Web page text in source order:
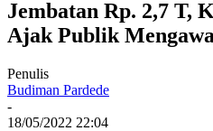
Jembatan Rp. 2,7 T,
Ajak Publik
Penulis
Budiman Pardede
-
18/05/2022 22:04